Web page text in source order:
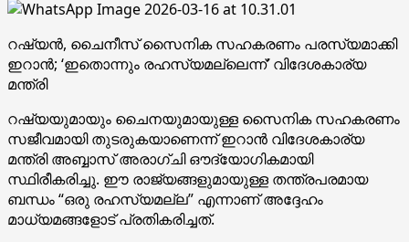
റഷ്യൻ, ചൈനീസ് സൈനിക സഹകരണം പരസ്യമാക്കി
ഇറാൻ; ‘ഇതൊന്നും രഹസ്യമല്ലെന്ന്’ വിദേശകാര്യ
മന്ത്രി
റഷ്യയുമായും ചൈനയുമായുള്ള സൈനിക സഹകരണം
സജീവമായി തുടരുകയാണെന്ന് ഇറാൻ വിദേശകാര്യ
മന്ത്രി അബ്ബാസ് അരാഗ്‌ചി ഔദ്യോഗികമായി
സ്ഥിരീകരിച്ചു. ഈ രാജ്യങ്ങളുമായുള്ള തന്ത്രപരമായ
ബന്ധം “ഒരു രഹസ്യമല്ല” എന്നാണ് അദ്ദേഹം
മാധ്യമങ്ങളോട് പ്രതികരിച്ചത്.